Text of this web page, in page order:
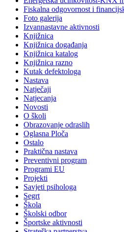
Fiskalna odgovornost i
Foto galerija
Izvannastavne aktivnosti
Knjižnica
Knjižnica događanja
Knjižnica katalog
Knjižnica razno
Kutak defektologa
Nastava
Natječaji
Natjecanja
Novosti
O školi
Obrazovanje odraslih
Oglasna Ploča
Ostalo
Praktična nastava
Preventivni program
Programi EU
Projekti
Savjeti psihologa
Segrt
Škola
Školski odbor
Športske aktivnosti